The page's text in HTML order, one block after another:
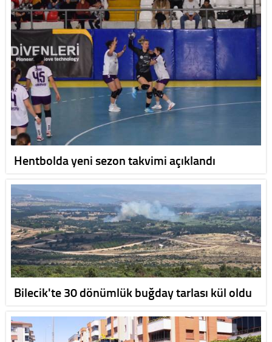
Hentbolda yeni sezon takvimi açıklandı
Bilecik'te 30 dönümlük buğday tarlası kül oldu